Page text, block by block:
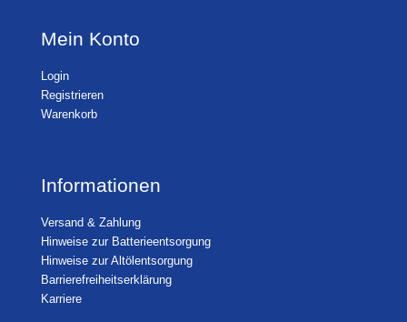
Mein Konto
Login
Registrieren
Warenkorb
Informationen
Versand & Zahlung
Hinweise zur Batterieentsorgung
Hinweise zur Altölentsorgung
Barrierefreiheitserklärung
Karriere